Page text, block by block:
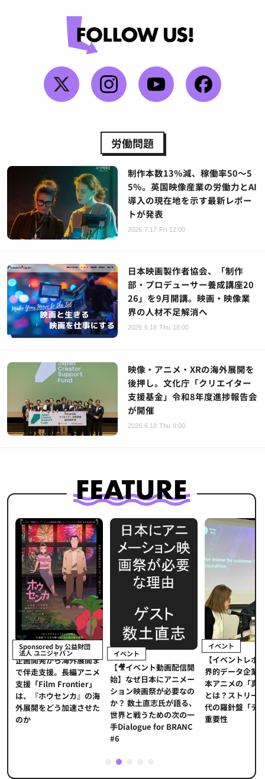
労働問題
制作本数13％減、稼働率50～5
5％。英国映像産業の労働力とAI
導入の現在地を示す最新レポー
トが発表
2026.7.17 Fri 12:00
日本映画製作者協会、「制作
部・プロデューサー養成講座20
26」を9月開講。映画・映像業
界の人材不足解消へ
2026.6.18 Thu 18:00
映像・アニメ・XRの海外展開を
後押し。文化庁「クリエイター
支援基金」令和8年度進捗報告会
が開催
2026.6.18 Thu 9:00
Sponsored by 公益財団
法人 ユニジャパン
企画開発から海外展開ま
で伴走支援。長編アニメ
支援「Film Frontier」
は、『ホウセンカ』の海
外展開をどう加速させた
のか
イベント
【🎥イベント動画配信開
始】なぜ日本にアニメー
ション映画祭が必要なの
か？ 数土直志氏が語る、
世界と戦うための次の一
手Dialogue for BRANC
#6
イベント
【イベントレポ
界的データ企業
本アニメの「真
とは？ストリー
代の羅針盤「デ
重要性
2